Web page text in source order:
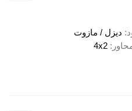
/ مازوت
4x2